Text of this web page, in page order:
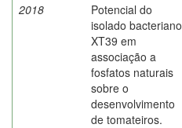
2018
Potencial do
isolado bacteriano
XT39 em
associação a
fosfatos naturais
sobre o
desenvolvimento
de tomateiros.